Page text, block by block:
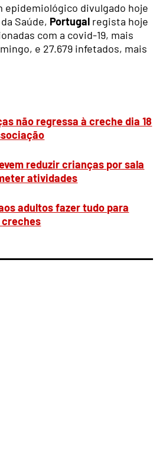
epidemiológico divulgado hoje
Saúde, Portugal regista hoje
com a covid-19, mais
e 27.679 infetados, mais
não regressa à creche dia 18
reduzir crianças por sala
atividades
adultos fazer tudo para